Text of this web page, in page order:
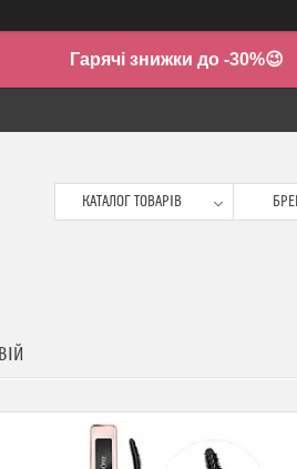
Гарячі знижки до -30%😉
КАТАЛОГ ТОВАРІВ